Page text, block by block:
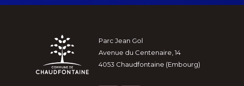
Footer
Parc Jean Gol
Avenue du Centenaire, 14
4053 Chaudfontaine (Embourg)